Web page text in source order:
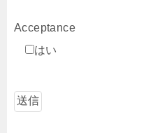
Acceptance
はい